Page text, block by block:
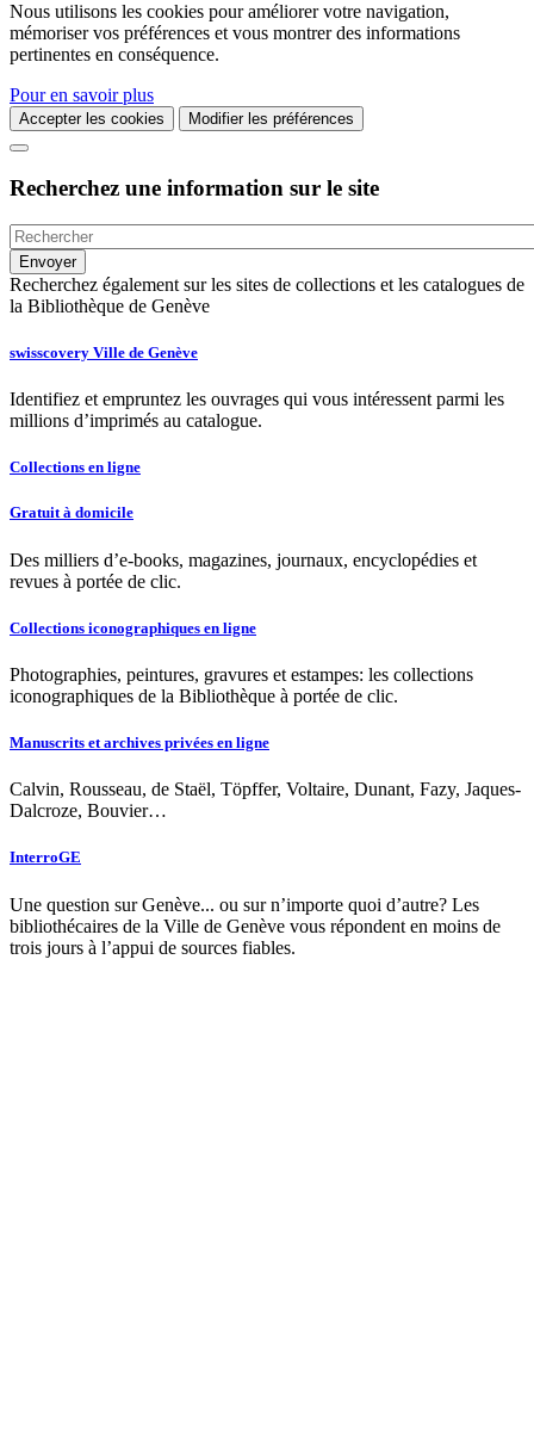
Nous utilisons les cookies pour améliorer votre navigation,
mémoriser vos préférences et vous montrer des informations
pertinentes en conséquence.
Pour en savoir plus
Accepter les cookies Modifier les préférences
Recherchez une information sur le site
Recherchez également sur les sites de collections et les catalogues de
la Bibliothèque de Genève
swisscovery Ville de Genève
Identifiez et empruntez les ouvrages qui vous intéressent parmi les
millions d’imprimés au catalogue.
Collections en ligne
Gratuit à domicile
Des milliers d’e-books, magazines, journaux, encyclopédies et
revues à portée de clic.
Collections iconographiques en ligne
Photographies, peintures, gravures et estampes: les collections
iconographiques de la Bibliothèque à portée de clic.
Manuscrits et archives privées en ligne
Calvin, Rousseau, de Staël, Töpffer, Voltaire, Dunant, Fazy, Jaques-
Dalcroze, Bouvier…
InterroGE
Une question sur Genève... ou sur n’importe quoi d’autre? Les
bibliothécaires de la Ville de Genève vous répondent en moins de
trois jours à l’appui de sources fiables.